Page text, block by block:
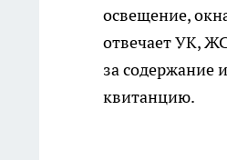
освещение,
отвечает УК,
за содержание
квитанцию.